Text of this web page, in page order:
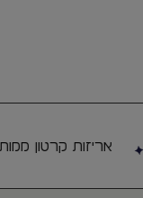
אריזות קרטון ממותגים